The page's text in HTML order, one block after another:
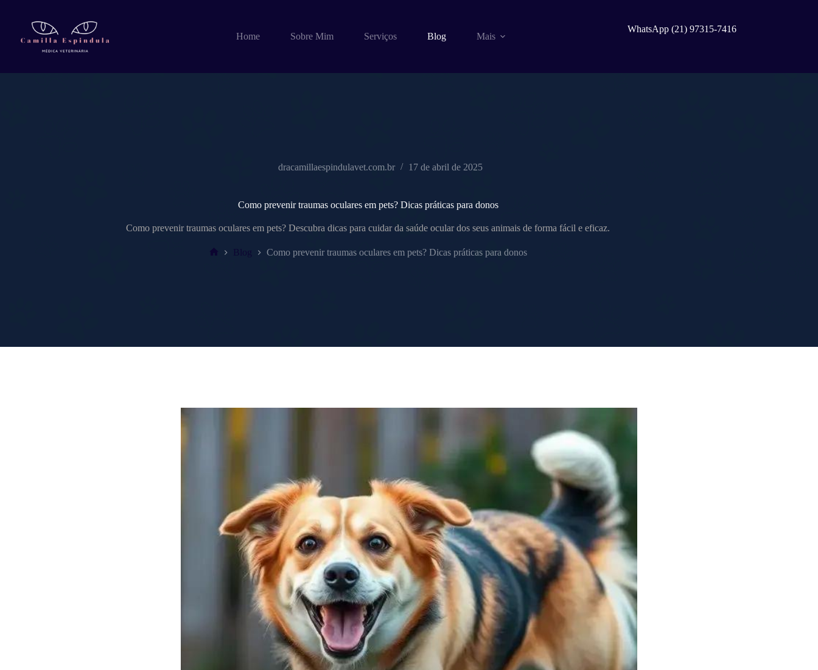
conteúdo
Home Sobre Mim Serviços Blog Mais
WhatsApp (21) 97315-7416
dracamillaespindulavet.com.br 17 de abril de 2025
Como prevenir traumas oculares em pets? Dicas práticas para donos
Como prevenir traumas oculares em pets? Descubra dicas para cuidar da saúde ocular dos seus animais de forma fácil e eficaz.
Blog Como prevenir traumas oculares em pets? Dicas práticas para donos